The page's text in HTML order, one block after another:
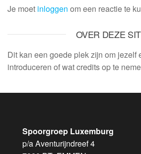
Je moet inloggen om een reactie te
OVER DEZE
Dit kan een goede plek zijn om jezelf
introduceren of wat credits op te
Spoorgroep Luxemburg
p/a Aventurijndreef 4